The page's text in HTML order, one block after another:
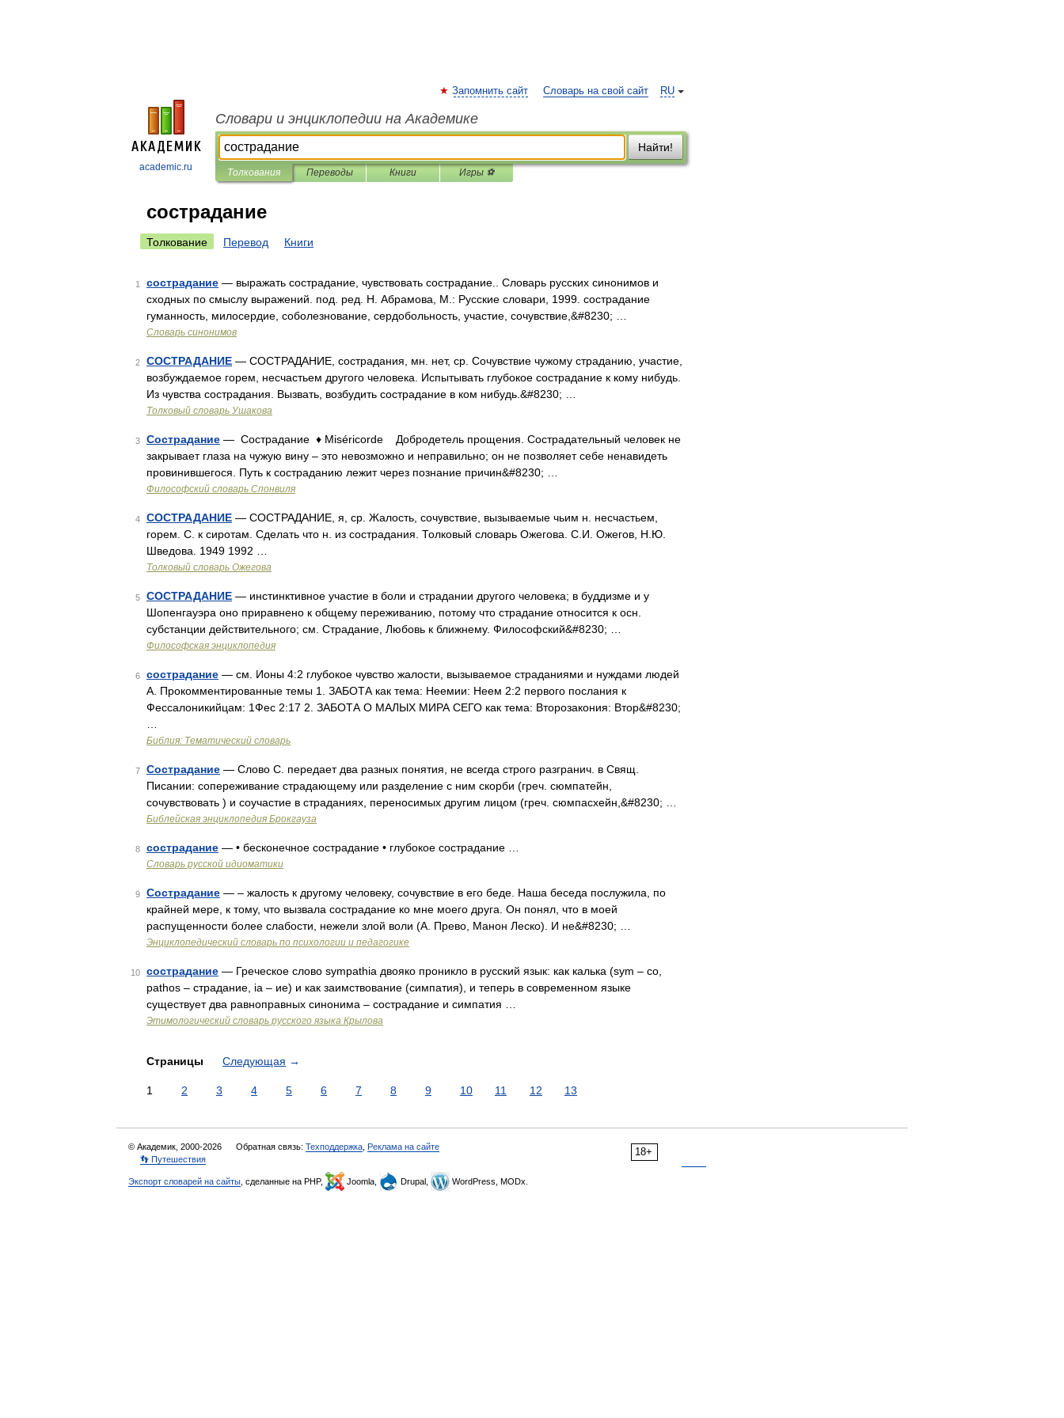
academic.ru
RU
Запомнить сайт Словарь на свой сайт
Словари и энциклопедии на Академике
Найти!
Толкования Переводы Книги Игры ⚽
сострадание
Толкование Перевод Книги
1 сострадание — выражать сострадание, чувствовать сострадание.. Словарь русских синонимов и
сходных по смыслу выражений. под. ред. Н. Абрамова, М.: Русские словари, 1999. сострадание
гуманность, милосердие, соболезнование, сердобольность, участие, сочувствие,&#8230; …
Словарь синонимов
2 СОСТРАДАНИЕ — СОСТРАДАНИЕ, сострадания, мн. нет, ср. Сочувствие чужому страданию, участие,
возбуждаемое горем, несчастьем другого человека. Испытывать глубокое сострадание к кому нибудь.
Из чувства сострадания. Вызвать, возбудить сострадание в ком нибудь.&#8230; …
Толковый словарь Ушакова
3 Сострадание — Сострадание ♦ Miséricorde Добродетель прощения. Сострадательный человек не
закрывает глаза на чужую вину – это невозможно и неправильно; он не позволяет себе ненавидеть
провинившегося. Путь к состраданию лежит через познание причин&#8230; …
Философский словарь Спонвиля
4 СОСТРАДАНИЕ — СОСТРАДАНИЕ, я, ср. Жалость, сочувствие, вызываемые чьим н. несчастьем,
горем. С. к сиротам. Сделать что н. из сострадания. Толковый словарь Ожегова. С.И. Ожегов, Н.Ю.
Шведова. 1949 1992 …
Толковый словарь Ожегова
5 СОСТРАДАНИЕ — инстинктивное участие в боли и страдании другого человека; в буддизме и у
Шопенгауэра оно приравнено к общему переживанию, потому что страдание относится к осн.
субстанции действительного; см. Страдание, Любовь к ближнему. Философский&#8230; …
Философская энциклопедия
6 сострадание — см. Ионы 4:2 глубокое чувство жалости, вызываемое страданиями и нуждами людей
А. Прокомментированные темы 1. ЗАБОТА как тема: Неемии: Неем 2:2 первого послания к
Фессалоникийцам: 1Фес 2:17 2. ЗАБОТА О МАЛЫХ МИРА СЕГО как тема: Второзакония: Втор&#8230;
Библия: Тематический словарь
7 Сострадание — Слово С. передает два разных понятия, не всегда строго разгранич. в Свящ.
Писании: сопереживание страдающему или разделение с ним скорби (греч. сюмпатейн,
сочувствовать ) и соучастие в страданиях, переносимых другим лицом (греч. сюмпасхейн,&#8230; …
Библейская энциклопедия Брокгауза
8 сострадание — • бесконечное сострадание • глубокое сострадание …
Словарь русской идиоматики
9 Сострадание — – жалость к другому человеку, сочувствие в его беде. Наша беседа послужила, по
крайней мере, к тому, что вызвала сострадание ко мне моего друга. Он понял, что в моей
распущенности более слабости, нежели злой воли (А. Прево, Манон Леско). И не&#8230; …
Энциклопедический словарь по психологии и педагогике
10 сострадание — Греческое слово sympathia двояко проникло в русский язык: как калька (sym – со,
pathos – страдание, ia – ие) и как заимствование (симпатия), и теперь в современном языке
существует два равноправных синонима – сострадание и симпатия …
Этимологический словарь русского языка Крылова
Страницы Следующая →
1 2 3 4 5 6 7 8 9 10 11 12 13
18+
© Академик, 2000-2026 Обратная связь: Техподдержка Реклама на сайте
👣 Путешествия
Экспорт словарей на сайты , сделанные на PHP, Joomla, Drupal, WordPress, MODx.